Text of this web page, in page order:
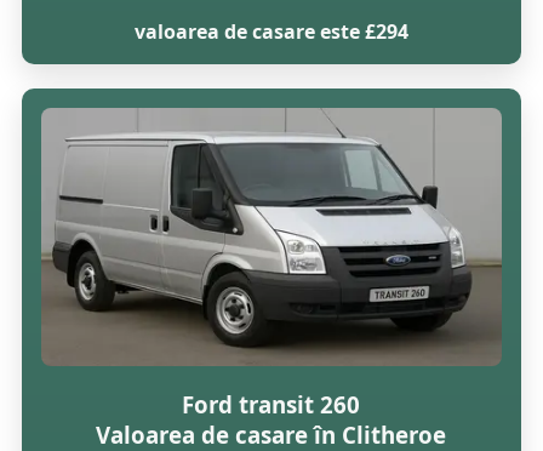
valoarea de casare este £294
Ford transit 260
Valoarea de casare în Clitheroe